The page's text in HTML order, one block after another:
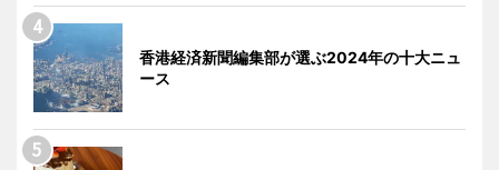
香港経済新聞編集部が選ぶ2024年の十大ニュ
ース